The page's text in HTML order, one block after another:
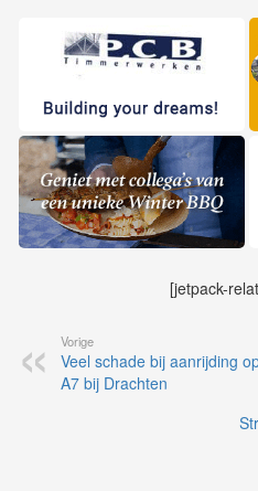
[jetpack-
Vorige
Veel schade bij aanrijding
A7 bij Drachten